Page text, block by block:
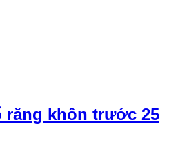
răng khôn trước 25